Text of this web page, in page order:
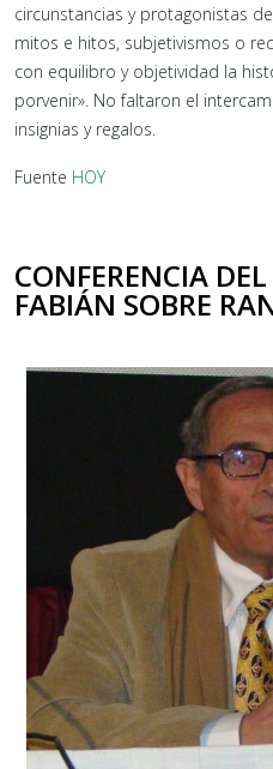
circunstancias y protagonistas
mitos e hitos, subjetivismos o
con equilibro y objetividad la
porvenir». No faltaron el
insignias y regalos.
Fuente HOY
CONFERENCIA
FABIÁN SOBRE